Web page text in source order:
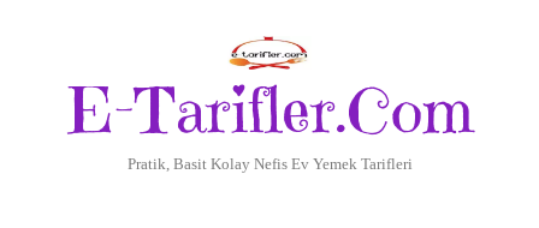
E-Tarifler.Com
Pratik, Basit Kolay Nefis Ev Yemek Tarifleri